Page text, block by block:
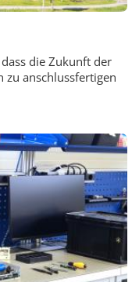
die Zukunft der
anschlussfertigen